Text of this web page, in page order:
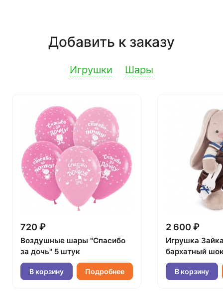
Добавить к заказу
Игрушки Шары
720 ₽
Воздушные шары "Спасибо
за дочь" 5 штук
В корзину Подробнее
2 600 ₽
Игрушка
бархатный
В корзину